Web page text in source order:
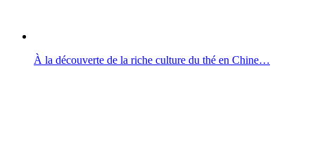
À la découverte de la riche culture du thé en Chine…